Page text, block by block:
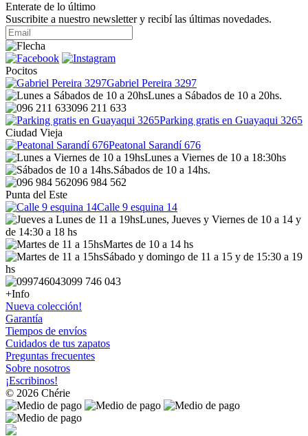
Enterate de lo último
Suscribite a nuestro newsletter y recibí las últimas novedades.
Pocitos
Gabriel Pereira 3297
Lunes a Sábados de 10 a 20hs.
096 211 633
Parking gratis en Guayaqui 3265
Ciudad Vieja
Peatonal Sarandí 676
Lunes a Viernes de 10 a 18:30hs
Sábados de 10 a 14hs.
096 984 562
Punta del Este
Calle 9 esquina 14
Lunes, Jueves y Viernes de 10 a 14 y
de 14:30 a 18 hs
Martes de 10 a 14 hs
Sábado y domingo de 11 a 15 y de 15:30 a 19
hs
099 746 043
+Info
Nueva colección!
Garantía
Tiempos de envíos
Cuidados de tus zapatos
Preguntas frecuentes
Sobre nosotros
¡Escribinos!
© 2026 Chérie